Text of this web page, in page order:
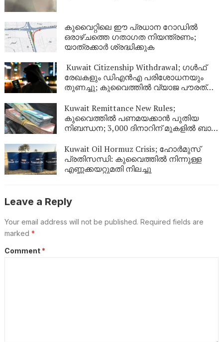
കുവൈറ്റിലെ ഈ പ്രധാന റോഡിൽ
ഒരാഴ്ചത്തെ ഗതാഗത നിയന്ത്രണം;
യാത്രക്കാർ ശ്രദ്ധിക്കുക
Kuwait Citizenship Withdrawal; ഗൾഫ്
രേഖകളും ഡിഎൻഎ പരിശോധനയും
തുണച്ചു; കുവൈത്തിൽ വ്യാജ പൗരത്വം
Kuwait Remittance New Rules;
കുവൈത്തിൽ പണമയക്കാൻ പുതിയ
നിബന്ധന; 3,000 ദിനാറിന് മുകളിൽ ബാങ്ക്
Kuwait Oil Hormuz Crisis; ഹോർമുസ്
പ്രതിസന്ധി: കുവൈത്തിൽ നിന്നുള്ള
എണ്ണക്കയറ്റുമതി നിലച്ചു
Leave a Reply
Your email address will not be published. Required fields are
marked *
Comment *